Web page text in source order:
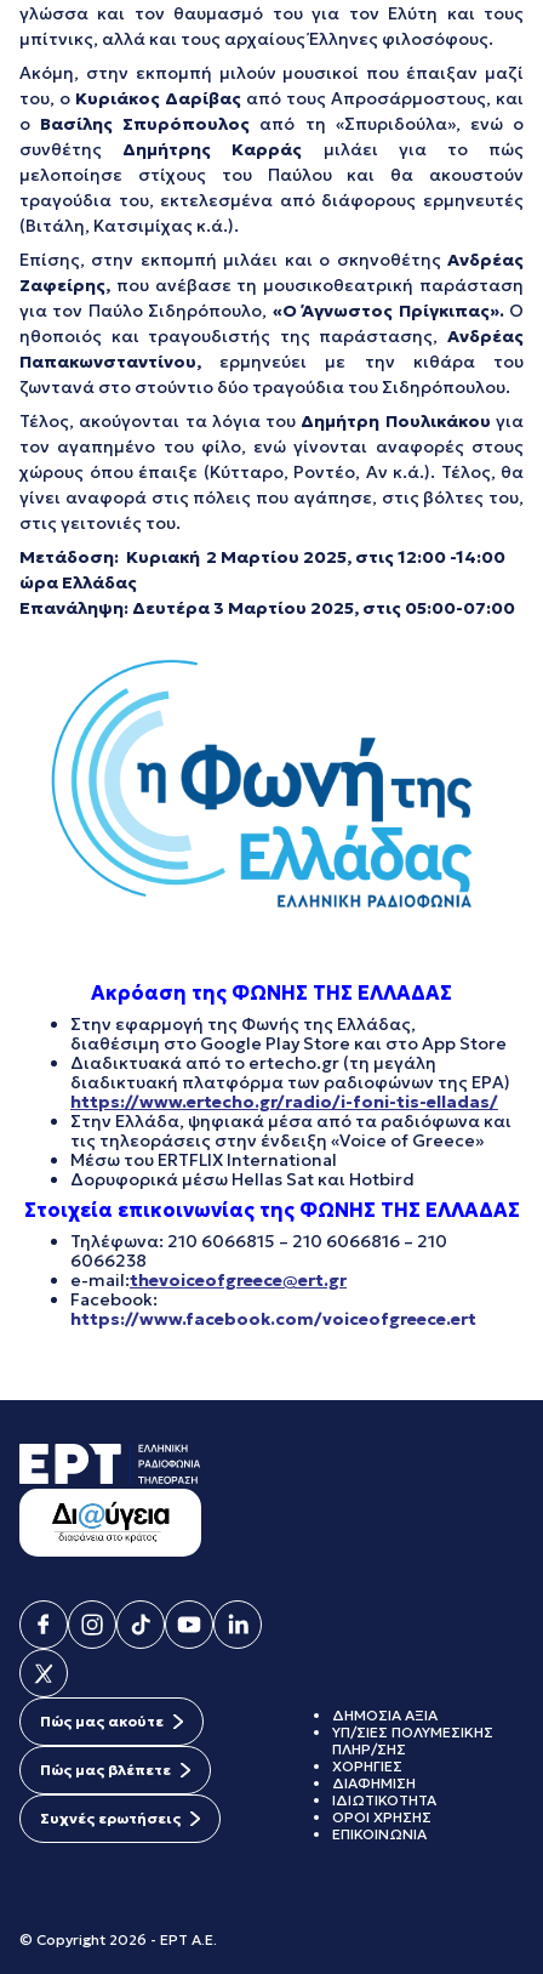
γλώσσα και τον θαυμασμό του για τον Ελύτη και τους
μπίτνικς, αλλά και τους αρχαίους Έλληνες φιλοσόφους.
Ακόμη, στην εκπομπή μιλούν μουσικοί που έπαιξαν μαζί
του, ο Κυριάκος Δαρίβας από τους Απροσάρμοστους, και
ο Βασίλης Σπυρόπουλος από τη «Σπυριδούλα», ενώ ο
συνθέτης Δημήτρης Καρράς μιλάει για το πώς
μελοποίησε στίχους του Παύλου και θα ακουστούν
τραγούδια του, εκτελεσμένα από διάφορους ερμηνευτές
(Βιτάλη, Κατσιμίχας κ.ά.).
Επίσης, στην εκπομπή μιλάει και ο σκηνοθέτης Ανδρέας
Ζαφείρης, που ανέβασε τη μουσικοθεατρική παράσταση
για τον Παύλο Σιδηρόπουλο, «Ο Άγνωστος Πρίγκιπας».Ο
ηθοποιός και τραγουδιστής της παράστασης, Ανδρέας
Παπακωνσταντίνου, ερμηνεύει με την κιθάρα του
ζωντανά στο στούντιο δύο τραγούδια του Σιδηρόπουλου.
Τέλος, ακούγονται τα λόγια του Δημήτρη Πουλικάκου για
τον αγαπημένο του φίλο, ενώ γίνονται αναφορές στους
χώρους όπου έπαιξε (Κύτταρο, Ροντέο, Αν κ.ά.). Τέλος, θα
γίνει αναφορά στις πόλεις που αγάπησε, στις βόλτες του,
στις γειτονιές του.
Μετάδοση: Κυριακή 2 Μαρτίου 2025, στις 12:00 -14:00
ώρα Ελλάδας
Επανάληψη: Δευτέρα 3 Μαρτίου 2025, στις 05:00-07:00
Ακρόαση της ΦΩΝΗΣ ΤΗΣ ΕΛΛΑΔΑΣ
Στην εφαρμογή της Φωνής της Ελλάδας,
διαθέσιμη στο Google Play Store και στο App Store
Διαδικτυακά από το ertecho.gr (τη μεγάλη
διαδικτυακή πλατφόρμα των ραδιοφώνων της ΕΡΑ)
https://www.ertecho.gr/radio/i-foni-tis-elladas/
Στην Ελλάδα, ψηφιακά μέσα από τα ραδιόφωνα και
τις τηλεοράσεις στην ένδειξη «Voice of Greece»
Μέσω του ERTFLIX International
Δορυφορικά μέσω Hellas Sat και Hotbird
Στοιχεία επικοινωνίας της ΦΩΝΗΣ ΤΗΣ ΕΛΛΑΔΑΣ
Τηλέφωνα: 210 6066815 – 210 6066816 – 210
6066238
e-mail:thevoiceofgreece@ert.gr
Facebook:
https://www.facebook.com/voiceofgreece.ert
Πώς μας ακούτε
Πώς μας βλέπετε
Συχνές ερωτήσεις
© Copyright 2026 - ΕΡΤ Α.Ε.
ΔΗΜΟΣΙΑ ΑΞΙΑ
ΥΠ/ΣΙΕΣ ΠΟΛΥΜΕΣΙΚΗΣ
ΠΛΗΡ/ΣΗΣ
ΧΟΡΗΓΙΕΣ
ΔΙΑΦΗΜΙΣΗ
ΙΔΙΩΤΙΚΟΤΗΤΑ
ΟΡΟΙ ΧΡΗΣΗΣ
ΕΠΙΚΟΙΝΩΝΙΑ